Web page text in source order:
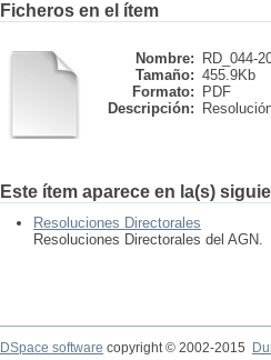
Ficheros en el ítem
Nombre:
RD_044-
Tamaño: 455.9Kb
Formato:
PDF
Descripción:
Este ítem aparece en la(s)
Resoluciones Directorales
Resoluciones Directorales del AGN.
DSpace software copyright © 2002-2015